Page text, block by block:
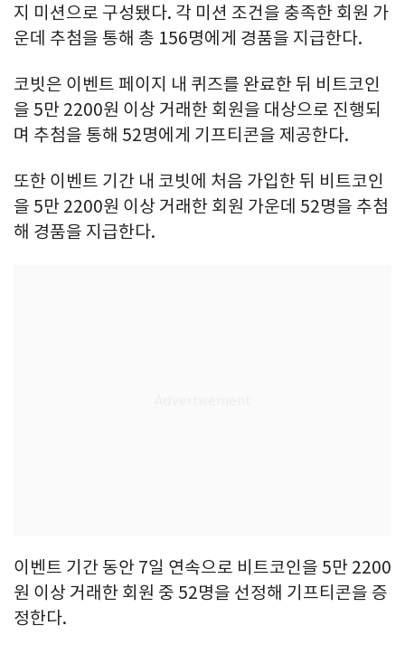
지 미션으로 구성됐다. 각 미션 조건을 충족한 회원 가
운데 추첨을 통해 총 156명에게 경품을 지급한다.
코빗은 이벤트 페이지 내 퀴즈를 완료한 뒤 비트코인
을 5만 2200원 이상 거래한 회원을 대상으로 진행되
며 추첨을 통해 52명에게 기프티콘을 제공한다.
또한 이벤트 기간 내 코빗에 처음 가입한 뒤 비트코인
을 5만 2200원 이상 거래한 회원 가운데 52명을 추첨
해 경품을 지급한다.
이벤트 기간 동안 7일 연속으로 비트코인을 5만 2200
원 이상 거래한 회원 중 52명을 선정해 기프티콘을 증
정한다.